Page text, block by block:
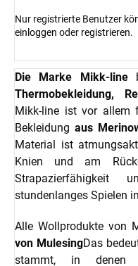
Nur registrierte Benutzer
einloggen oder registrieren.
Die Marke Mikk-line
Thermobekleidung,
Mikk-line ist vor allem
Bekleidungaus
Material ist
Knien und am
Strapazierfähigkeit
stundenlanges Spielen
Alle Wollprodukte von
von MulesingDas
stammt, in denen